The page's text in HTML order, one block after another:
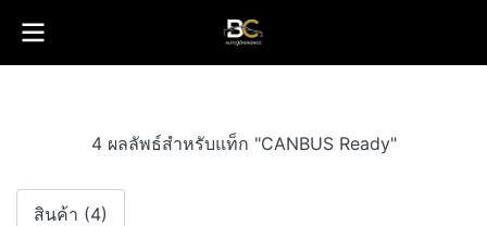
4 ผลลัพธ์สำหรับแท็ก "CANBUS Ready"
สินค้า (4)